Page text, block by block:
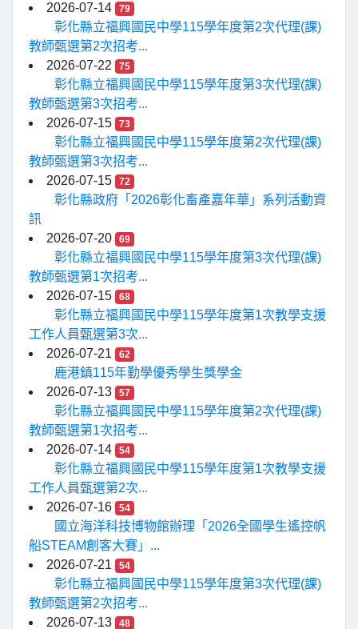
2026-07-14
79
彰化縣立福興國民中學115學年度第2次代理(課)
教師甄選第2次招考...
2026-07-22
75
彰化縣立福興國民中學115學年度第3次代理(課)
教師甄選第3次招考...
2026-07-15
73
彰化縣立福興國民中學115學年度第2次代理(課)
教師甄選第3次招考...
2026-07-15
72
彰化縣政府「2026彰化畜產嘉年華」系列活動資
訊
2026-07-20
69
彰化縣立福興國民中學115學年度第3次代理(課)
教師甄選第1次招考...
2026-07-15
68
彰化縣立福興國民中學115學年度第1次教學支援
工作人員甄選第3次...
2026-07-21
62
鹿港鎮115年勤學優秀學生獎學金
2026-07-13
57
彰化縣立福興國民中學115學年度第2次代理(課)
教師甄選第1次招考...
2026-07-14
54
彰化縣立福興國民中學115學年度第1次教學支援
工作人員甄選第2次...
2026-07-16
54
國立海洋科技博物館辦理「2026全國學生遙控帆
船STEAM創客大賽」...
2026-07-21
54
彰化縣立福興國民中學115學年度第3次代理(課)
教師甄選第2次招考...
2026-07-13
48